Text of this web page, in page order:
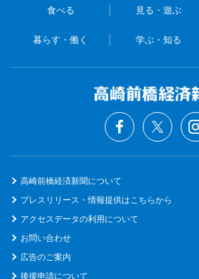
食べる 見る・遊ぶ
暮らす・働く 学ぶ・知る
高崎前橋経済新聞について
プレスリリース・情報提供はこちらから
アクセスデータの利用について
お問い合わせ
広告のご案内
後援申請について